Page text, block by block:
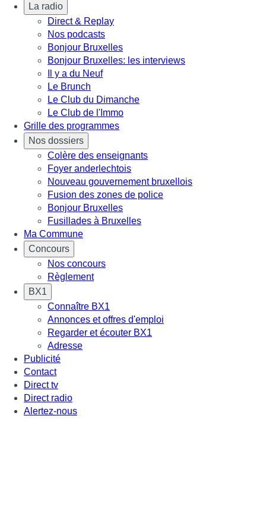
La radio
Direct & Replay
Nos podcasts
Bonjour Bruxelles
Bonjour Bruxelles: les interviews
Il y a du Neuf
Le Brunch
Le Club du Dimanche
Le Club de l'Immo
Grille des programmes
Nos dossiers
Colère des enseignants
Foyer anderlechtois
Nouveau gouvernement bruxellois
Fusion des zones de police
Bonjour Bruxelles
Fusillades à Bruxelles
Ma Commune
Concours
Nos concours
Règlement
BX1
Connaître BX1
Annonces et offres d'emploi
Regarder et écouter BX1
Adresse
Publicité
Contact
Direct tv
Direct radio
Alertez-nous